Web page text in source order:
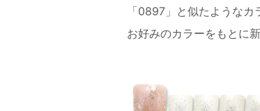
「0897」と似たようなカ
お好みのカラーをもとに